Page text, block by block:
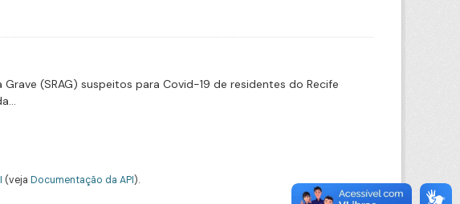
(SRAG) suspeitos para Covid-19 de residentes do Recife
(veja Documentação da API).